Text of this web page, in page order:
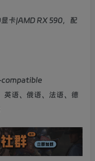
卡|AMD RX 590，配
compatible
英语、俄语、法语、德